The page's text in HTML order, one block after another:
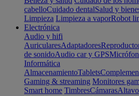
cabelloCuidado dentalSalud y
Limpieza Limpieza a vaporRobot
Electrónica
Audio y hifi
AuricularesAdaptadores
de sonidoAudio car y GPS
Informática
AlmacenamientoTablets
Gaming & streaming Monitores
Smart home TimbresCámaras